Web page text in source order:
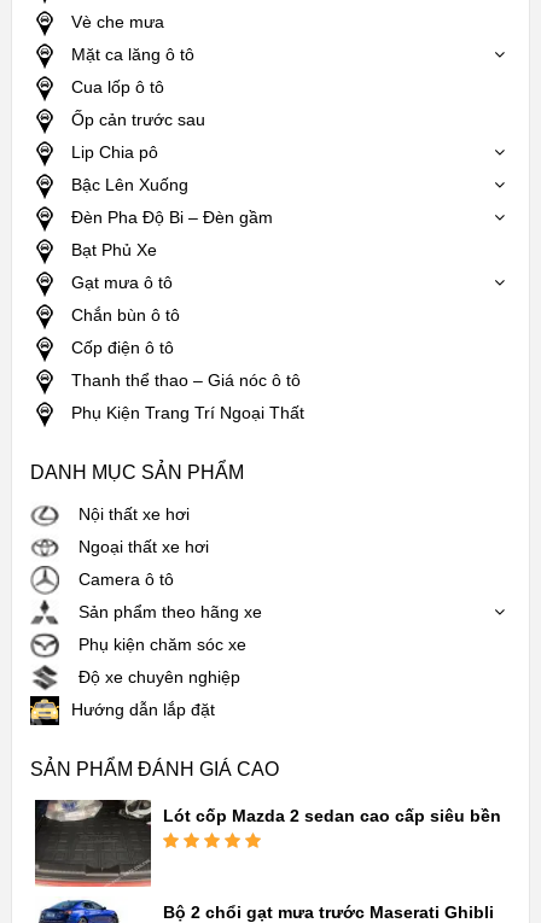
Vè che mưa
Mặt ca lăng ô tô
Cua lốp ô tô
Ốp cản trước sau
Lip Chia pô
Bậc Lên Xuống
Đèn Pha Độ Bi – Đèn gầm
Bạt Phủ Xe
Gạt mưa ô tô
Chắn bùn ô tô
Cốp điện ô tô
Thanh thể thao – Giá nóc ô tô
Phụ Kiện Trang Trí Ngoại Thất
DANH MỤC SẢN PHẨM
Nội thất xe hơi
Ngoại thất xe hơi
Camera ô tô
Sản phẩm theo hãng xe
Phụ kiện chăm sóc xe
Độ xe chuyên nghiệp
Hướng dẫn lắp đặt
SẢN PHẨM ĐÁNH GIÁ CAO
Lót cốp Mazda 2 sedan cao cấp siêu bền
Bộ 2 chổi gạt mưa trước Maserati Ghibli